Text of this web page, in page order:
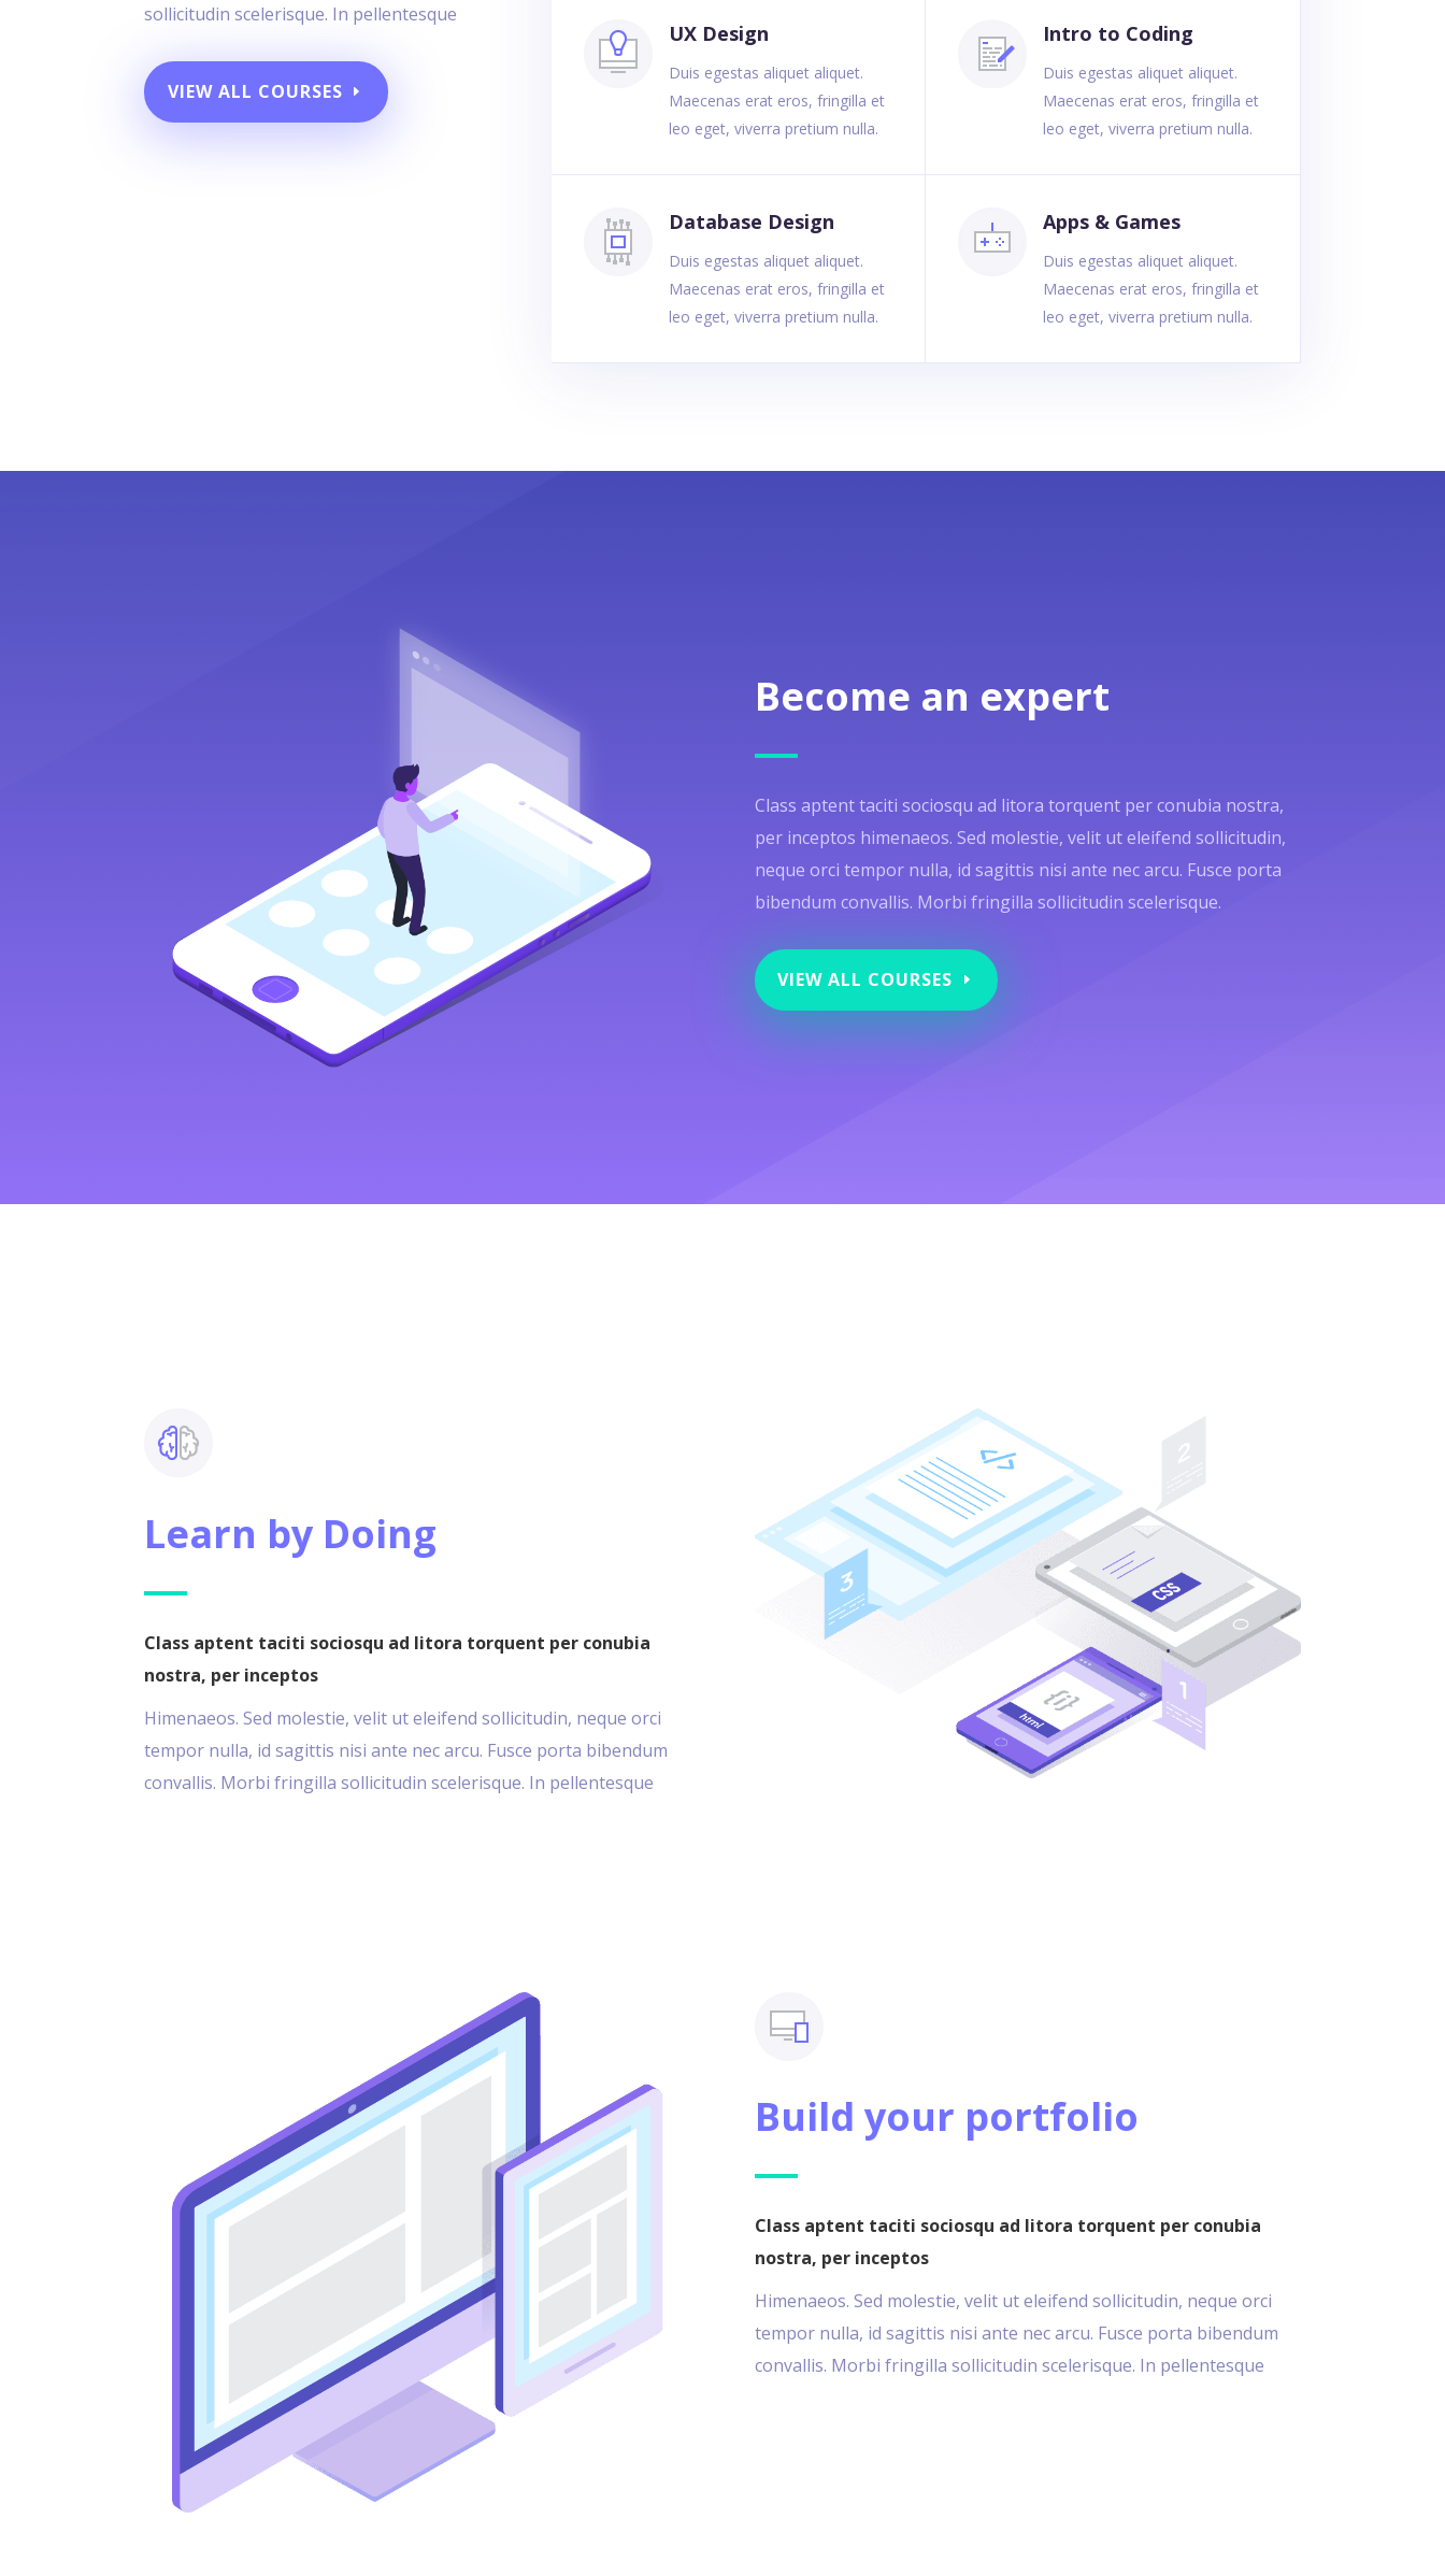
sollicitudin scelerisque. In pellentesque
VIEW ALL COURSES
UX Design
Duis egestas aliquet aliquet.
Maecenas erat eros, fringilla et
leo eget, viverra pretium nulla.
Database Design
Duis egestas aliquet aliquet.
Maecenas erat eros, fringilla et
leo eget, viverra pretium nulla.
Intro to Coding
Duis egestas aliquet aliquet.
Maecenas erat eros, fringilla et
leo eget, viverra pretium nulla.
Apps & Games
Duis egestas aliquet aliquet.
Maecenas erat eros, fringilla et
leo eget, viverra pretium nulla.
Become an expert
Class aptent taciti sociosqu ad litora torquent per conubia nostra,
per inceptos himenaeos. Sed molestie, velit ut eleifend sollicitudin,
neque orci tempor nulla, id sagittis nisi ante nec arcu. Fusce porta
bibendum convallis. Morbi fringilla sollicitudin scelerisque.
VIEW ALL COURSES
Learn by Doing
Class aptent taciti sociosqu ad litora torquent per conubia
nostra, per inceptos
Himenaeos. Sed molestie, velit ut eleifend sollicitudin, neque orci
tempor nulla, id sagittis nisi ante nec arcu. Fusce porta bibendum
convallis. Morbi fringilla sollicitudin scelerisque. In pellentesque
Build your portfolio
Class aptent taciti sociosqu ad litora torquent per conubia
nostra, per inceptos
Himenaeos. Sed molestie, velit ut eleifend sollicitudin, neque orci
tempor nulla, id sagittis nisi ante nec arcu. Fusce porta bibendum
convallis. Morbi fringilla sollicitudin scelerisque. In pellentesque